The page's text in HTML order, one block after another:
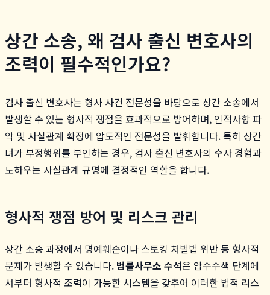
상간 소송, 왜 검사 출신 변호사의
조력이 필수적인가요?
검사 출신 변호사는 형사 사건 전문성을 바탕으로 상간 소송에서
발생할 수 있는 형사적 쟁점을 효과적으로 방어하며, 인적사항 파
악 및 사실관계 확정에 압도적인 전문성을 발휘합니다. 특히 상간
녀가 부정행위를 부인하는 경우, 검사 출신 변호사의 수사 경험과
노하우는 사실관계 규명에 결정적인 역할을 합니다.
형사적 쟁점 방어 및 리스크 관리
상간 소송 과정에서 명예훼손이나 스토킹 처벌법 위반 등 형사적
문제가 발생할 수 있습니다. 법률사무소 수석은 압수수색 단계에
서부터 형사적 조력이 가능한 시스템을 갖추어 이러한 법적 리스